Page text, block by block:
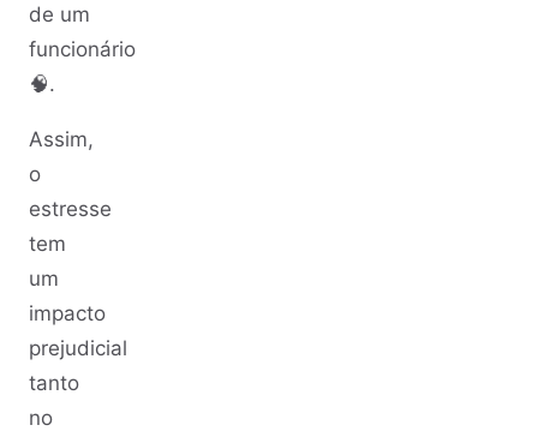
de um
funcionário
🧠.
Assim,
o
estresse
tem
um
impacto
prejudicial
tanto
no